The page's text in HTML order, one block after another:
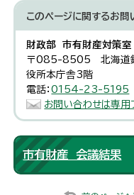
このページに関するお問
財政部 市有財産対策
〒085-8505 北海道
役所本庁舎3階
電話：0154-23-5195
お問い合わせは専用
市有財産 会議結果